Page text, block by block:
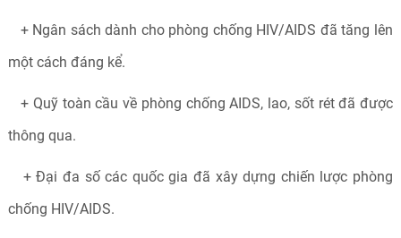
+ Ngân sách dành cho phòng chống HIV/AIDS đã tăng lên
một cách đáng kể.
+ Quỹ toàn cầu về phòng chống AIDS, lao, sốt rét đã được
thông qua.
+ Đại đa số các quốc gia đã xây dựng chiến lược phòng
chống HIV/AIDS.